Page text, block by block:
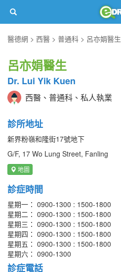
醫德網
西醫 普通科 呂亦娟醫生
呂亦娟醫生
Dr. Lui Yik Kuen
西醫、普通科、私人執業
診所地址
新界粉嶺和隆街17號地下
G/F, 17 Wo Lung Street, Fanling
地圖
診症時間
星期一： 0900-1300 : 1500-1800
星期二： 0900-1300 : 1500-1800
星期三： 0900-1300 : 1500-1800
星期四： 0900-1300 : 1500-1800
星期五： 0900-1300 : 1500-1800
星期六： 0900-1300
診症電話